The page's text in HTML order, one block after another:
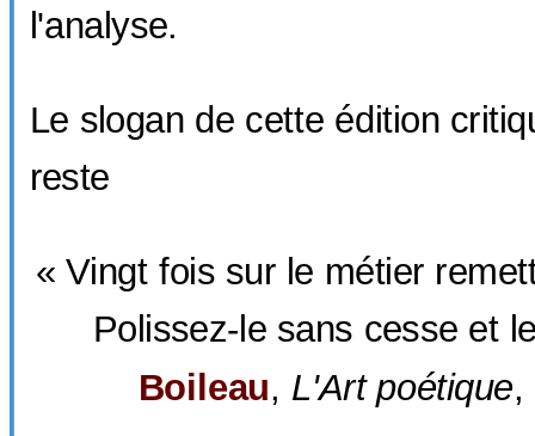
l'analyse.
Le slogan de cette édition
reste
« Vingt fois sur le métier
Polissez-le sans cesse et
Boileau, L'Art poétique,